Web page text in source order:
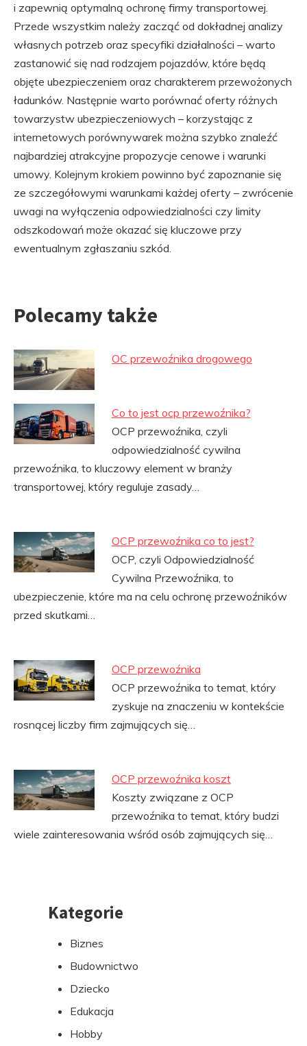
i zapewnią optymalną ochronę firmy transportowej.
Przede wszystkim należy zacząć od dokładnej analizy
własnych potrzeb oraz specyfiki działalności – warto
zastanowić się nad rodzajem pojazdów, które będą
objęte ubezpieczeniem oraz charakterem przewożonych
ładunków. Następnie warto porównać oferty różnych
towarzystw ubezpieczeniowych – korzystając z
internetowych porównywarek można szybko znaleźć
najbardziej atrakcyjne propozycje cenowe i warunki
umowy. Kolejnym krokiem powinno być zapoznanie się
ze szczegółowymi warunkami każdej oferty – zwrócenie
uwagi na wyłączenia odpowiedzialności czy limity
odszkodowań może okazać się kluczowe przy
ewentualnym zgłaszaniu szkód.
Polecamy także
OC przewoźnika drogowego
Co to jest ocp przewoźnika?
OCP przewoźnika, czyli
odpowiedzialność cywilna
przewoźnika, to kluczowy element w branży
transportowej, który reguluje zasady…
OCP przewoźnika co to jest?
OCP, czyli Odpowiedzialność
Cywilna Przewoźnika, to
ubezpieczenie, które ma na celu ochronę przewoźników
przed skutkami…
OCP przewoźnika
OCP przewoźnika to temat, który
zyskuje na znaczeniu w kontekście
rosnącej liczby firm zajmujących się…
OCP przewoźnika koszt
Koszty związane z OCP
przewoźnika to temat, który budzi
wiele zainteresowania wśród osób zajmujących się…
PrzejdźKategorie
Biznes
Budownictwo
Dziecko
Edukacja
Hobby